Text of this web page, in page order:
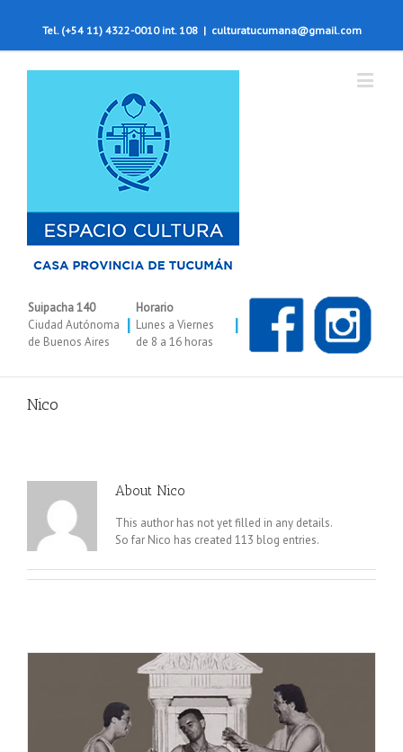
Tel. (+54 11) 4322-0010 int. 108 | culturatucumana@gmail.com
Suipacha 140
Ciudad Autónoma
de Buenos Aires
|
Horario
Lunes a Viernes
de 8 a 16 horas
|
Nico
About Nico
This author has not yet filled in any details.
So far Nico has created 113 blog entries.